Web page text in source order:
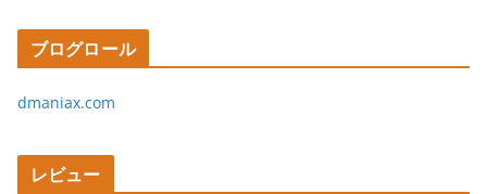
ブログロール
dmaniax.com
レビュー